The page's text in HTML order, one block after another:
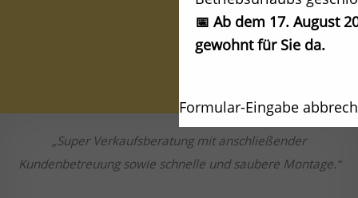
Super Verkaufsberatung mit anschließender
Kundenbetreuung sowie schnelle und saubere Montage.
📅 Ab dem 17. August
gewohnt für Sie da.
Formular-Eingabe